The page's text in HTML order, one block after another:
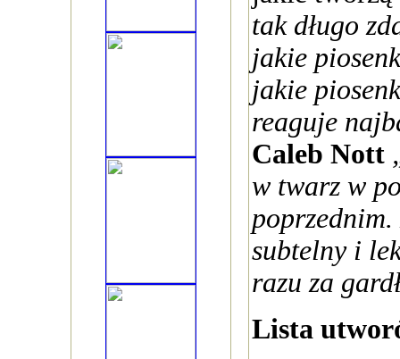
tak długo
jakie
jakie
reaguje
Caleb Nott
w twarz w
poprzednim.
subtelny i
razu za
Lista